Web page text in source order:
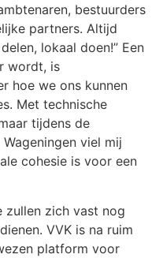
bestuurders
partners. Altijd
lokaal doen!” Een
wordt, is
hoe we ons kunnen
Met technische
tijdens de
viel mij
cohesie is voor een
zullen zich vast nog
VVK is na ruim
platform voor